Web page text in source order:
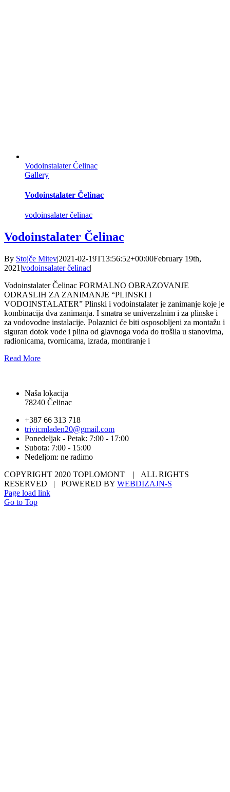
Vodoinstalater Čelinac
Gallery
Vodoinstalater Čelinac
vodoinsalater čelinac
Vodoinstalater Čelinac
By Stojče Mitev|2021-02-19T13:56:52+00:00February 19th,
2021 |vodoinsalater čelinac|
Vodoinstalater Čelinac FORMALNO OBRAZOVANJE
ODRASLIH ZA ZANIMANJE “PLINSKI I
VODOINSTALATER” Plinski i vodoinstalater je zanimanje koje je
kombinacija dva zanimanja. I smatra se univerzalnim i za plinske i
za vodovodne instalacije. Polaznici će biti osposobljeni za montažu i
siguran dotok vode i plina od glavnoga voda do trošila u stanovima,
radionicama, tvornicama, izrada, montiranje i
Read More
Naša lokacija
78240 Čelinac
+387 66 313 718
trivicmladen20@gmail.com
Ponedeljak - Petak: 7:00 - 17:00
Subota: 7:00 - 15:00
Nedeljom: ne radimo
COPYRIGHT 2020 TOPLOMONT | ALL RIGHTS
RESERVED | POWERED BY WEBDIZAJN-S
Page load link
Go to Top